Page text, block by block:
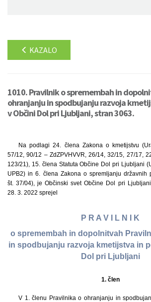
KAZALO
1010. Pravilnik o spremembah in
ohranjanju in spodbujanju razvoja
v Občini Dol pri Ljubljani, stran 3063.
Na podlagi 24. člena Zakona o kmetijstvu
57/12, 90/12 – ZdZPVHVVR, 26/14, 32/15, 27/17,
123/21), 15. člena Statuta Občine Dol pri Ljubljani
UPB2) in 6. člena Zakona o spremljanju državnih
št. 37/04), je Občinski svet Občine Dol pri
28. 3. 2022 sprejel
P R A V I L N I K
o spremembah in dopolnitvah
in spodbujanju razvoja kmetijstva in
Dol pri Ljubljani
1. člen
V 1. členu Pravilnika o ohranjanju in